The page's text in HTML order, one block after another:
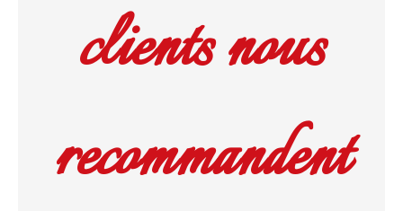
clients nous
recommandent